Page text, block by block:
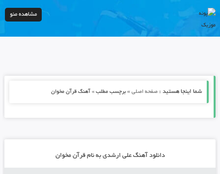
مشاهده منو
شما اینجا هستید : صفحه اصلی» برچسب مطلب » آهنگ قرآن مخوان
دانلود آهنگ علی ارشدی به نام قرآن مخوان